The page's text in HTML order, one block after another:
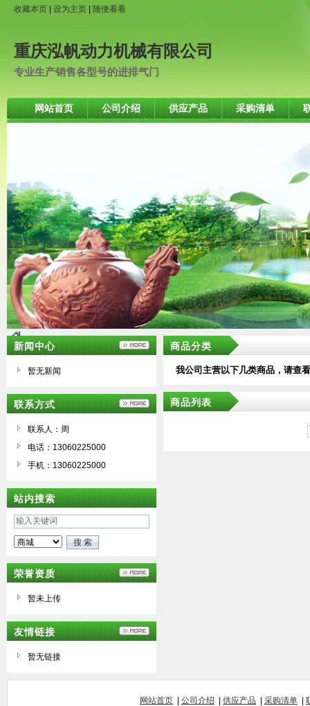
收藏本页 设为主页 随便看看
重庆泓帆动力机械有限公司
专业生产销售各型号的进排气门
网站首页 公司介绍 供应产品 采购清单
新闻中心
暂无新闻
联系方式
联系人：周
电话：13060225000
手机：13060225000
站内搜索
荣誉资质
暂未上传
友情链接
暂无链接
商品分类
我公司主营以下几类商品，请查
商品列表
网站首页 公司介绍 供应产品 采购清单